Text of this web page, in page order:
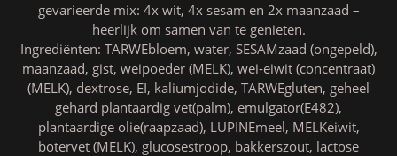
gevarieerde mix: 4x wit, 4x sesam en 2x maanzaad –
heerlijk om samen van te genieten.
Ingrediënten: TARWEbloem, water, SESAMzaad (ongepeld),
maanzaad, gist, weipoeder (MELK), wei-eiwit (concentraat)
(MELK), dextrose, EI, kaliumjodide, TARWEgluten, geheel
gehard plantaardig vet(palm), emulgator(E482),
plantaardige olie(raapzaad), LUPINEmeel, MELKeiwit,
botervet (MELK), glucosestroop, bakkerszout, lactose